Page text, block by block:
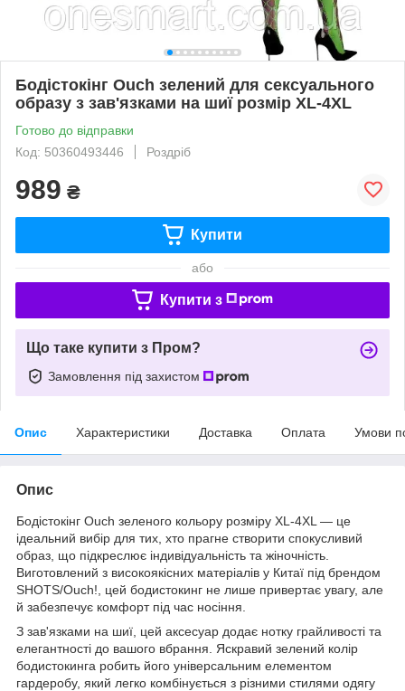
Бодістокінг Ouch зелений для сексуального
образу з зав'язками на шиї розмір XL-4XL
Готово до відправки
Код: 50360493446
Роздріб
989 ₴
Купити
або
Купити з
Що таке купити з Пром?
Замовлення під захистом
Опис Характеристики Доставка Оплата Умови
Опис
Бодістокінг Ouch зеленого кольору розміру XL-4XL — це
ідеальний вибір для тих, хто прагне створити спокусливий
образ, що підкреслює індивідуальність та жіночність.
Виготовлений з високоякісних матеріалів у Китаї під брендом
SHOTS/Ouch!, цей бодистокинг не лише привертає увагу, але
й забезпечує комфорт під час носіння.
З зав'язками на шиї, цей аксесуар додає нотку грайливості та
елегантності до вашого вбрання. Яскравий зелений колір
бодистокинга робить його універсальним елементом
гардеробу, який легко комбінується з різними стилями одягу